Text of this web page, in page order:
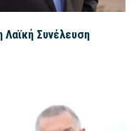
Συνέλευση